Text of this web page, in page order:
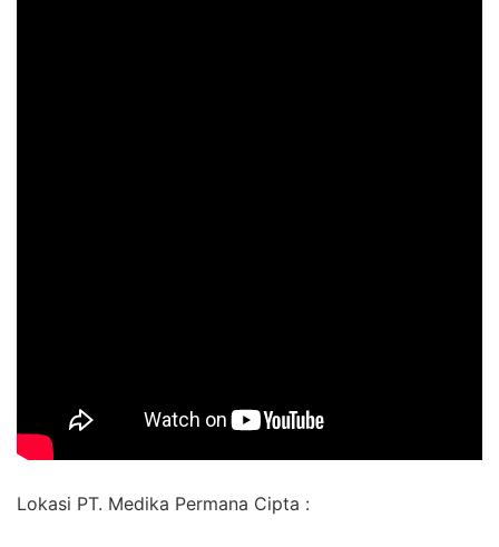
Lokasi PT. Medika Permana Cipta :